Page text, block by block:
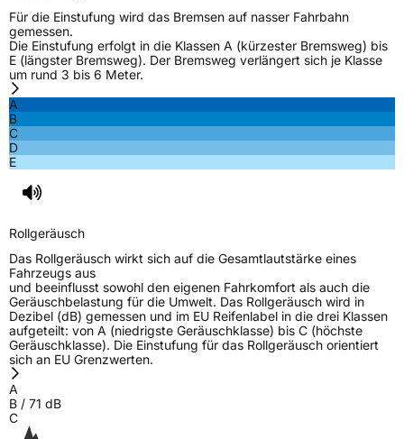
Für die Einstufung wird das Bremsen auf nasser Fahrbahn
gemessen.
Die Einstufung erfolgt in die Klassen A (kürzester Bremsweg) bis
E (längster Bremsweg). Der Bremsweg verlängert sich je Klasse
um rund 3 bis 6 Meter.
A
B
C
D
E
Rollgeräusch
Das Rollgeräusch wirkt sich auf die Gesamtlautstärke eines
Fahrzeugs aus
und beeinflusst sowohl den eigenen Fahrkomfort als auch die
Geräuschbelastung für die Umwelt. Das Rollgeräusch wird in
Dezibel (dB) gemessen und im EU Reifenlabel in die drei Klassen
aufgeteilt: von A (niedrigste Geräuschklasse) bis C (höchste
Geräuschklasse). Die Einstufung für das Rollgeräusch orientiert
sich an EU Grenzwerten.
A
B / 71 dB
C